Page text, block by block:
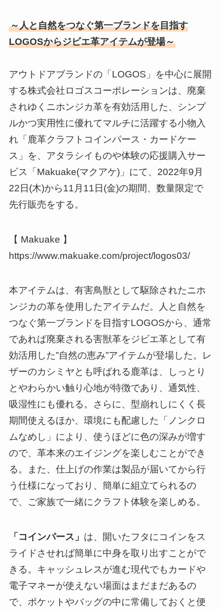
～人と自然をつなぐ第一ブランドを目指す
LOGOSからジビエ革アイテムが登場～
アウトドアブランドの「LOGOS」を中心に展開
する株式会社ロゴスコーポレーションは、廃棄
されゆくニホンジカ革を有効活用した、シンプ
ルかつ実用性に優れてマルチに活躍する小物入
れ「鹿革クラフトコインパース・カードケー
ス」を、アタラシイものや体験の応援購入サー
ビス「Makuake(マクアケ)」にて、2022年9月
22日(木)から11月11日(金)の期間、数量限定で
先行販売をする。
【 Makuake 】
https://www.makuake.com/project/logos03/
本アイテムは、有害鳥獣として駆除されたニホ
ンジカの革を使用したアイテムだ。人と自然を
つなぐ第一ブランドを目指すLOGOSから、通常
であれば廃棄される害獣革をジビエ革として有
効活用した”自然の恵み”アイテムが登場した。レ
ザーのカシミヤとも呼ばれる鹿革は、しっとり
とやわらかい触り心地が特徴であり、通気性、
吸湿性にも優れる。さらに、型崩れしにくく長
期間使えるほか、環境にも配慮した「ノンクロ
ムなめし」により、使うほどに色の深みが増す
ので、革本来のエイジングを楽しむことができ
る。また、仕上げの作業は製品が届いてから行
う仕様になっており、簡単に組立てられるの
で、ご家族で一緒にクラフト体験を楽しめる。
「コインパース」 は、開いたフタにコインをス
ライドさせれば簡単に中身を取り出すことがで
きる。キャッシュレスが進む現代でもカードや
電子マネーが使えない場面はまだまだあるの
で、ポケットやバッグの中に常備しておくと便